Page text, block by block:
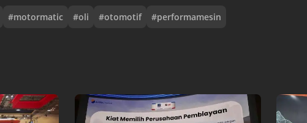
#motormatic #oli #otomotif #performamesin